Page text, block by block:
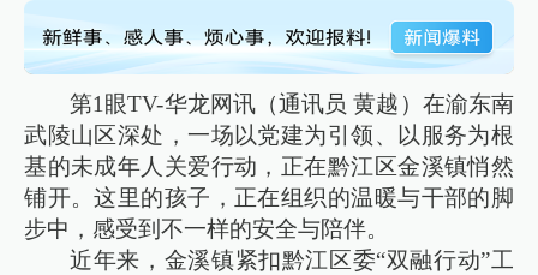
第1眼TV-华龙网讯（通讯员 黄越）在渝东南
武陵山区深处，一场以党建为引领、以服务为根
基的未成年人关爱行动，正在黔江区金溪镇悄然
铺开。这里的孩子，正在组织的温暖与干部的脚
步中，感受到不一样的安全与陪伴。
近年来，金溪镇紧扣黔江区委“双融行动”工